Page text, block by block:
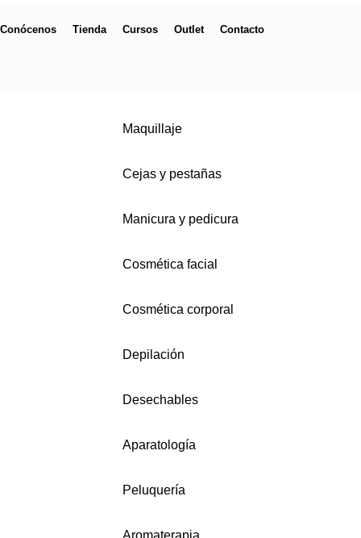
Conócenos Tienda Cursos Outlet Contacto
Maquillaje
Cejas y pestañas
Manicura y pedicura
Cosmética facial
Cosmética corporal
Depilación
Desechables
Aparatología
Peluquería
Aromaterapia